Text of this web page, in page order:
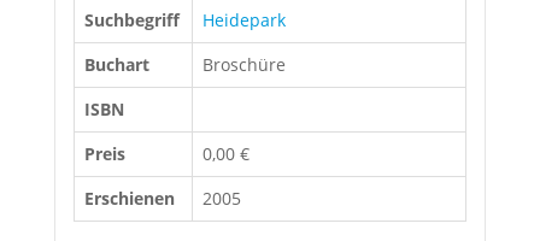
Suchbegriff
Heidepark
Buchart
Broschüre
ISBN
Preis
0,00 €
Erschienen
2005